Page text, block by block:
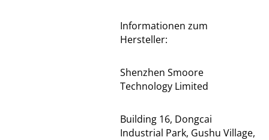
Informationen zum
Hersteller:
Shenzhen Smoore
Technology Limited
Building 16, Dongcai
Industrial Park, Gushu Village,